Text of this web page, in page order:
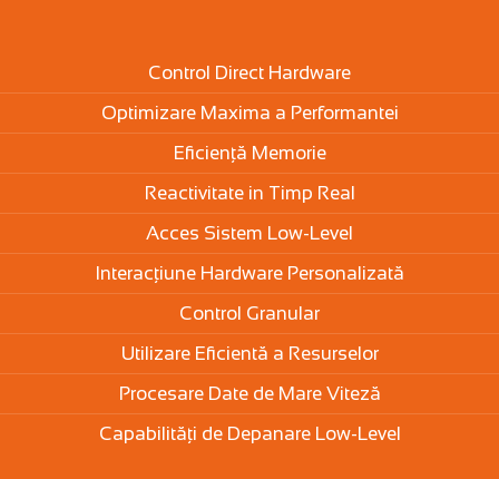
Control Direct Hardware
Optimizare Maxima a Performantei
Eficiență Memorie
Reactivitate in Timp Real
Acces Sistem Low-Level
Interacțiune Hardware Personalizată
Control Granular
Utilizare Eficientă a Resurselor
Procesare Date de Mare Viteză
Capabilități de Depanare Low-Level